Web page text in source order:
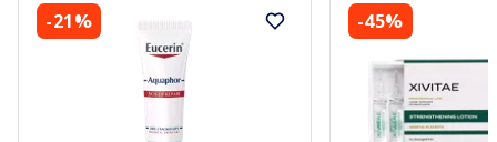
-21% -45%